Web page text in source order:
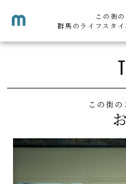
この街
群馬のライフスタ
この街の